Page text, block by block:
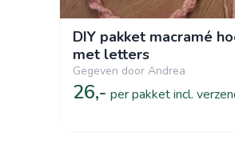
DIY pakket macramé
met letters
Gegeven door Andrea
26,- per pakket incl.